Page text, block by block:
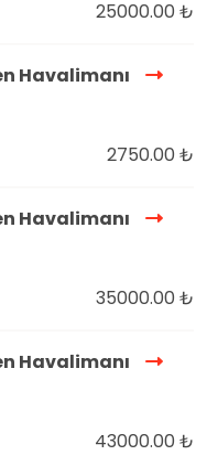
25000.00 ₺
Havalimanı
2750.00 ₺
Havalimanı
35000.00 ₺
Havalimanı
43000.00 ₺